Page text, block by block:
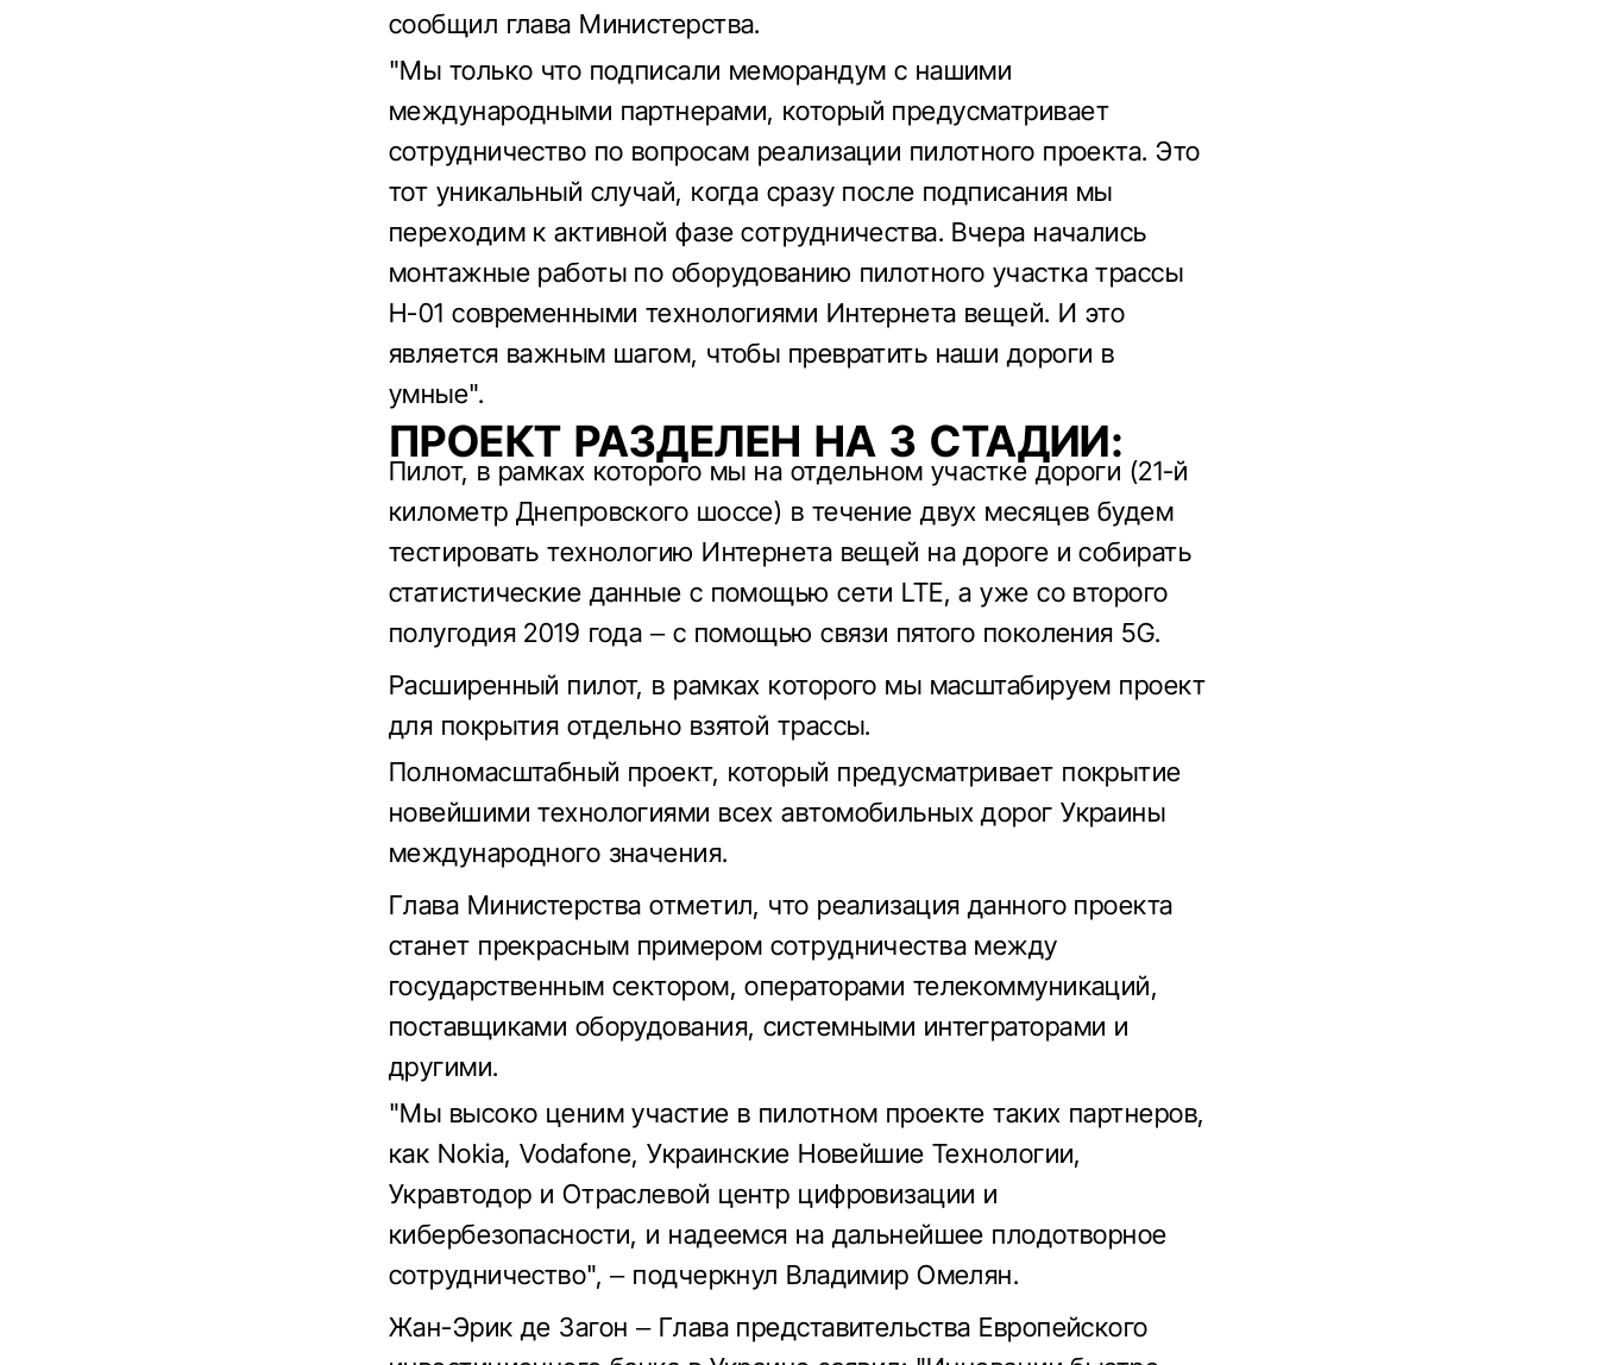
сообщил глава Министерства.
"Мы только что подписали меморандум с нашими
международными партнерами, который предусматривает
сотрудничество по вопросам реализации пилотного проекта. Это
тот уникальный случай, когда сразу после подписания мы
переходим к активной фазе сотрудничества. Вчера начались
монтажные работы по оборудованию пилотного участка трассы
Н-01 современными технологиями Интернета вещей. И это
является важным шагом, чтобы превратить наши дороги в
умные".
ПРОЕКТ РАЗДЕЛЕН НА 3 СТАДИИ:
Пилот, в рамках которого мы на отдельном участке дороги (21-й
километр Днепровского шоссе) в течение двух месяцев будем
тестировать технологию Интернета вещей на дороге и собирать
статистические данные с помощью сети LTE, а уже со второго
полугодия 2019 года – с помощью связи пятого поколения 5G.
Расширенный пилот, в рамках которого мы масштабируем проект
для покрытия отдельно взятой трассы.
Полномасштабный проект, который предусматривает покрытие
новейшими технологиями всех автомобильных дорог Украины
международного значения.
Глава Министерства отметил, что реализация данного проекта
станет прекрасным примером сотрудничества между
государственным сектором, операторами телекоммуникаций,
поставщиками оборудования, системными интеграторами и
другими.
"Мы высоко ценим участие в пилотном проекте таких партнеров,
как Nokia, Vodafone, Украинские Новейшие Технологии,
Укравтодор и Отраслевой центр цифровизации и
кибербезопасности, и надеемся на дальнейшее плодотворное
сотрудничество", – подчеркнул Владимир Омелян.
Жан-Эрик де Загон – Глава представительства Европейского